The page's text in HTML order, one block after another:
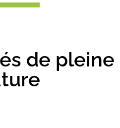
de pleine